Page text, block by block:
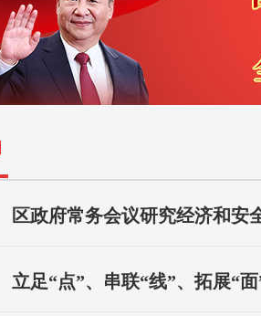
区政府常务会议研究经济和安
立足“点”、串联“线”、拓展“